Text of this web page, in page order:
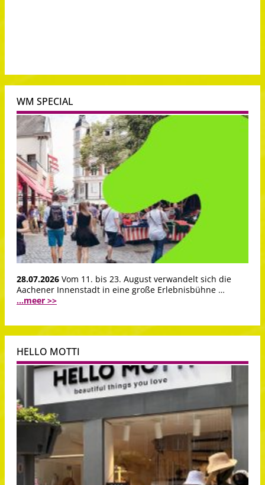
WM SPECIAL
28.07.2026 Vom 11. bis 23. August verwandelt sich die
Aachener Innenstadt in eine große Erlebnisbühne …
...meer >>
HELLO MOTTI